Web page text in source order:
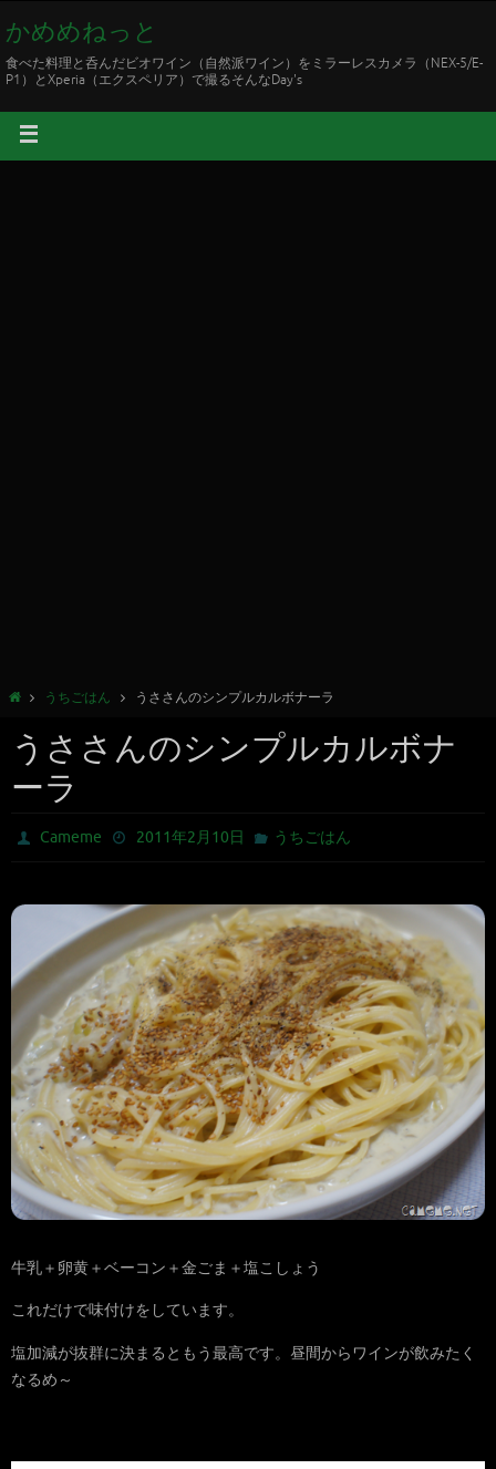
かめめねっと
食べた料理と呑んだビオワイン（自然派ワイン）をミラーレスカメラ（NEX-5/E-
P1）とXperia（エクスペリア）で撮るそんなDay's
うちごはん うささんのシンプルカルボナーラ
うささんのシンプルカルボナ
ーラ
Cameme 2011年2月10日 うちごはん
牛乳＋卵黄＋ベーコン＋金ごま＋塩こしょう
これだけで味付けをしています。
塩加減が抜群に決まるともう最高です。昼間からワインが飲みたく
なるめ～